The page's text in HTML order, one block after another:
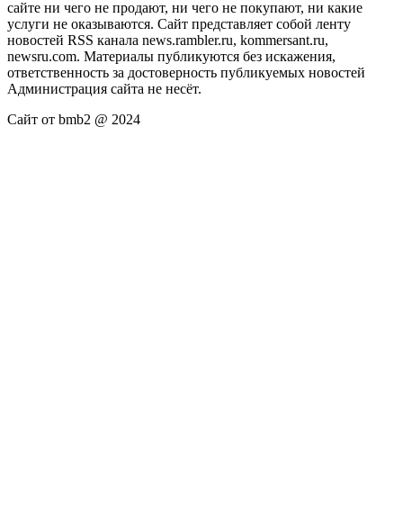
сайте ни чего не продают, ни чего не покупают, ни какие
услуги не оказываются. Сайт представляет собой ленту
новостей RSS канала news.rambler.ru, kommersant.ru,
newsru.com. Материалы публикуются без искажения,
ответственность за достоверность публикуемых новостей
Администрация сайта не несёт.
Сайт от bmb2 @ 2024